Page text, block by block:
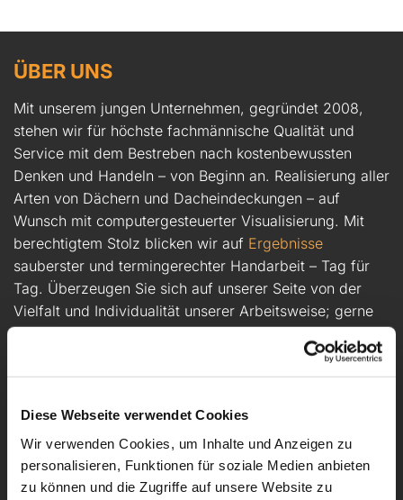
Diese Webseite verwendet Cookies
Wir verwenden Cookies, um Inhalte und Anzeigen zu
personalisieren, Funktionen für soziale Medien anbieten
zu können und die Zugriffe auf unsere Website zu
ÜBER UNS
Mit unserem jungen Unternehmen, gegründet 2008,
stehen wir für höchste fachmännische Qualität und
Service mit dem Bestreben nach kostenbewussten
Denken und Handeln – von Beginn an. Realisierung aller
Arten von Dächern und Dacheindeckungen – auf
Wunsch mit computergesteuerter Visualisierung. Mit
berechtigtem Stolz blicken wir auf Ergebnisse
sauberster und termingerechter Handarbeit – Tag für
Tag. Überzeugen Sie sich auf unserer Seite von der
Vielfalt und Individualität unserer Arbeitsweise; gerne
Lernen Sie unser Team kennen